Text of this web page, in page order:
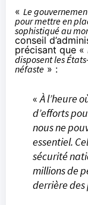
« Le
pour mettre en
sophistiqué au
conseil
précisant que «
disposent les
néfaste » :
«À l’heure
d’efforts
nous ne
essentiel.
sécurité
millions de
derrière